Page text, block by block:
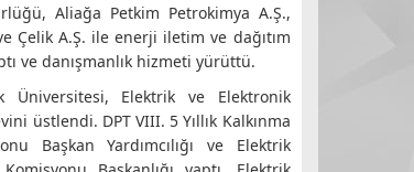
Aliağa Petkim Petrokimya A.Ş.,
Çelik A.Ş. ile enerji iletim ve dağıtım
ve danışmanlık hizmeti yürüttü.
Üniversitesi, Elektrik ve Elektronik
üstlendi. DPT VIII. 5 Yıllık Kalkınma
Başkan Yardımcılığı ve Elektrik